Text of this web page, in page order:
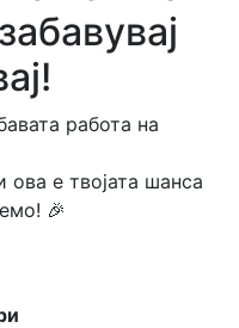
работа на
ова е твојата шанса
🎉